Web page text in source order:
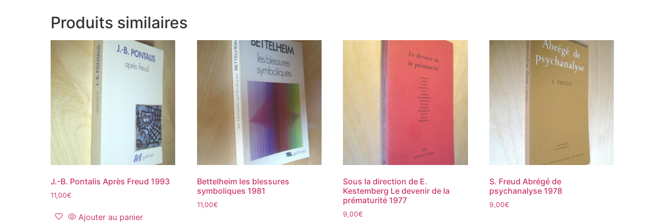
Produits similaires
J.-B. Pontalis Après Freud 1993
11,00€
Ajouter au panier
Bettelheim les blessures
symboliques 1981
11,00€
Sous la direction de E.
Kestemberg Le devenir de la
prématurité 1977
9,00€
S. Freud Abrégé de
psychanalyse 1978
9,00€